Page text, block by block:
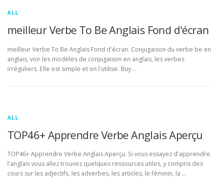
ALL
meilleur Verbe To Be Anglais Fond d'écran
meilleur Verbe To Be Anglais Fond d'écran. Conjugaison du verbe be en
anglais, voir les modèles de conjugaison en anglais, les verbes
irréguliers. Elle est simple et on l'utilise. Buy …
ALL
TOP46+ Apprendre Verbe Anglais Aperçu
TOP46+ Apprendre Verbe Anglais Aperçu. Si vous essayez d'apprendre
l'anglais vous allez trouvez quelques ressources utiles, y compris des
cours sur les adjectifs, les adverbes, les articles, le féminin, la …